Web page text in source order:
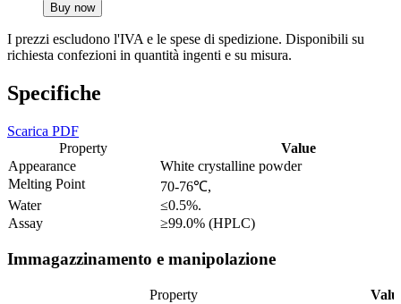
Buy now
I prezzi escludono l'IVA e le spese di spedizione. Disponibili su
richiesta confezioni in quantità ingenti e su misura.
Specifiche
Scarica PDF
Property
Value
Appearance
White crystalline powder
Melting Point
70-76℃,
Water
≤0.5%.
Assay
≥99.0% (HPLC)
Immagazzinamento e manipolazione
Property